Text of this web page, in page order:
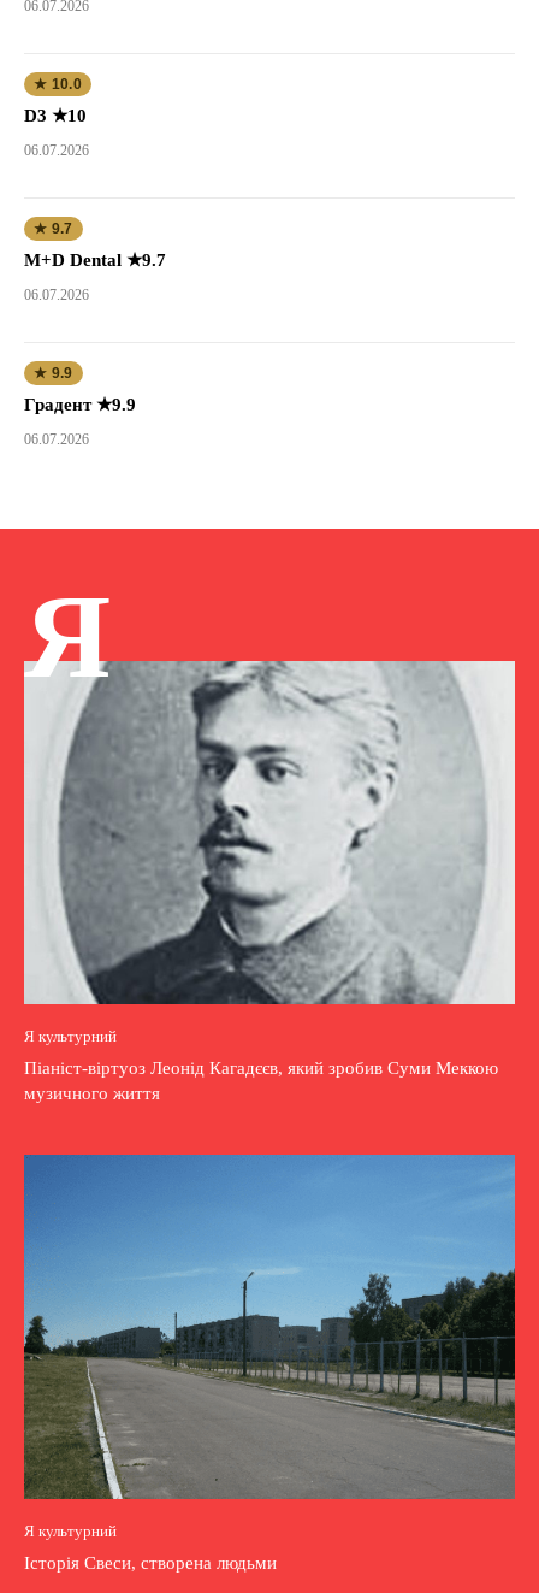
06.07.2026
★ 10.0
D3 ★10
06.07.2026
★ 9.7
M+D Dental ★9.7
06.07.2026
★ 9.9
Градент ★9.9
06.07.2026
Я
Я культурний
Піаніст-віртуоз Леонід Кагадєєв, який зробив Суми Меккою
музичного життя
Я культурний
Історія Свеси, створена людьми